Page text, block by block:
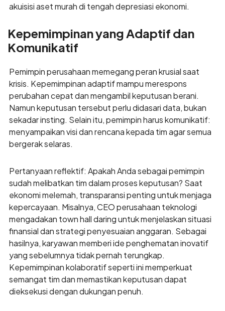
akuisisi aset murah di tengah depresiasi ekonomi.
Kepemimpinan yang Adaptif dan
Komunikatif
Pemimpin perusahaan memegang peran krusial saat
krisis. Kepemimpinan adaptif mampu merespons
perubahan cepat dan mengambil keputusan berani.
Namun keputusan tersebut perlu didasari data, bukan
sekadar insting. Selain itu, pemimpin harus komunikatif:
menyampaikan visi dan rencana kepada tim agar semua
bergerak selaras.
Pertanyaan reflektif: Apakah Anda sebagai pemimpin
sudah melibatkan tim dalam proses keputusan? Saat
ekonomi melemah, transparansi penting untuk menjaga
kepercayaan. Misalnya, CEO perusahaan teknologi
mengadakan town hall daring untuk menjelaskan situasi
finansial dan strategi penyesuaian anggaran. Sebagai
hasilnya, karyawan memberi ide penghematan inovatif
yang sebelumnya tidak pernah terungkap.
Kepemimpinan kolaboratif seperti ini memperkuat
semangat tim dan memastikan keputusan dapat
dieksekusi dengan dukungan penuh.